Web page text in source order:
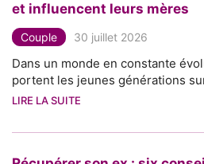
et influencent leurs mères
Couple 30 juillet 2026
Dans un monde en constante
portent les jeunes générations
LIRE LA SUITE